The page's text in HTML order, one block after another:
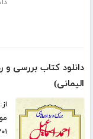
دانلود کتاب بررسی و
الیمانی)
از:
۲۰۱